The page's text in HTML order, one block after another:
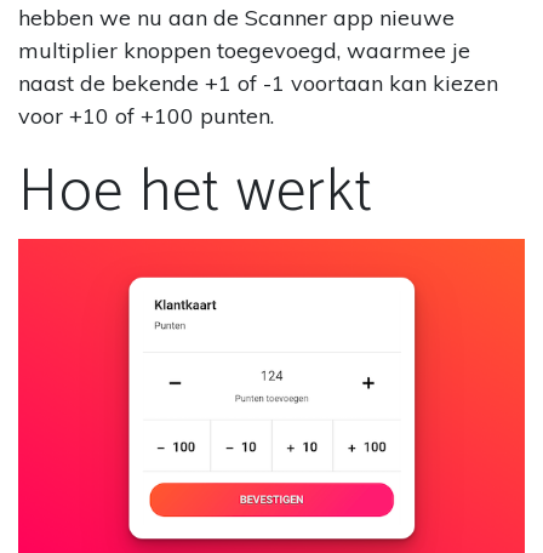
hebben we nu aan de Scanner app nieuwe
multiplier knoppen toegevoegd, waarmee je
naast de bekende +1 of -1 voortaan kan kiezen
voor +10 of +100 punten.
Hoe het werkt